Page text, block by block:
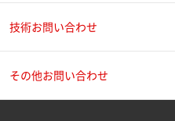
技術お問い合わせ
その他お問い合わせ